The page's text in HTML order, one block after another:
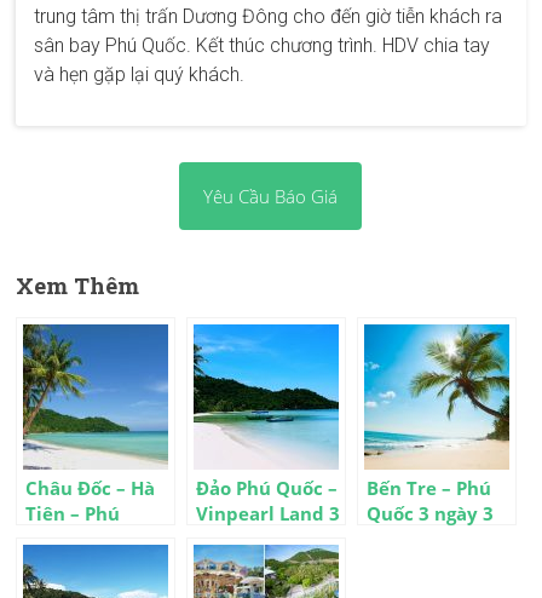
trung tâm thị trấn Dương Đông cho đến giờ tiễn khách ra
sân bay Phú Quốc. Kết thúc chương trình. HDV chia tay
và hẹn gặp lại quý khách.
Yêu Cầu Báo Giá
Xem Thêm
Châu Đốc – Hà
Tiên – Phú
đêm
Đảo Phú Quốc –
Vinpearl Land 3
Bến Tre – Phú
Quốc 3 ngày 3